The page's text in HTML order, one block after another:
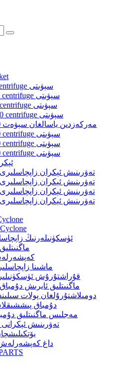
H1000 centrifuge سېۋىتى
VM1100 centrifuge سېۋىتى
FC1200 centrifuge سېۋىتى
HFC1300 centrifuge سېۋىتى
VM1300 مەركەزدىن ياسالغان سېۋەت
VM1400 centrifuge سېۋىتى
VM1500 centrifuge سېۋىتى
VM1650 centrifuge سېۋىتى
240/610 تەۋرىنىش ئېكران زاپچاسلىرى
300/610 تەۋرىنىش ئېكران زاپچاسلىرى
360/610 تەۋرىنىش ئېكران زاپچاسلىرى
420/610 تەۋرىنىش ئېكران زاپچاسلىرى
ئۈسكۈنىلەرنىڭ
ماشىنا
قۇراشتۇرۇش
ماگنىتلىق ئايرىش
دومىلاشتۇرۇلغان پولات
دۇمباق
مەجلىس ماگنىتلىق
تەۋرىنىش
داغ كەپشەرلەش